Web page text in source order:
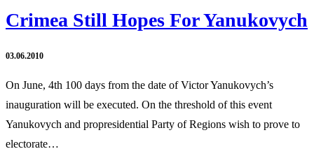
Crimea Still Hopes For Yanukovych
03.06.2010
On June, 4th 100 days from the date of Victor Yanukovych’s
inauguration will be executed. On the threshold of this event
Yanukovych and propresidential Party of Regions wish to prove to
electorate…